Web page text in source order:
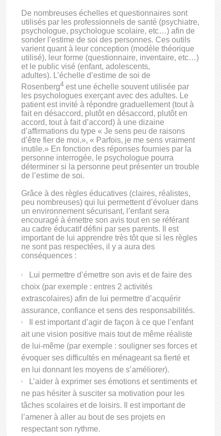
De nombreuses échelles et questionnaires sont
utilisés par les professionnels de santé (psychiatre,
psychologue, psychologue scolaire, etc…) afin de
sonder l’estime de soi des personnes. Ces outils
varient quant à leur conception (modèle théorique
utilisé), leur forme (questionnaire, inventaire, etc…)
et le public visé (enfant, adolescents,
adultes). L’échelle d’estime de soi de
Rosenberg4 est une échelle souvent utilisée par
les psychologues exerçant avec des adultes. Le
patient est invité à répondre graduellement (tout à
fait en désaccord, plutôt en désaccord, plutôt en
accord, tout à fait d’accord) à une dizaine
d’affirmations du type « Je sens peu de raisons
d’être fier de moi.», « Parfois, je me sens vraiment
inutile.» En fonction des réponses fournies par la
personne interrogée, le psychologue pourra
déterminer si la personne peut présenter un trouble
de l’estime de soi.
Grâce à des règles éducatives (claires, réalistes,
peu nombreuses) qui lui permettent d’évoluer dans
un environnement sécurisant, l’enfant sera
encouragé à émettre son avis tout en se référant
au cadre éducatif défini par ses parents. Il est
important de lui apprendre très tôt que si les règles
ne sont pas respectées, il y a aura des
conséquences :
Lui permettre d’émettre son avis et de faire des
choix (par exemple : entres 2 activités
extrascolaires) afin de lui permettre d’acquérir
assurance, confiance et sens des responsabilités.
Il est important d’agir de façon à ce que l’enfant
ait une vision positive mais tout de même réaliste
de lui-même (par exemple : souligner ses forces et
évoquer ses difficultés en ménageant sa fierté et
en lui donnant les moyens de s’améliorer).
L’aider à exprimer ses émotions et sentiments et
ne pas hésiter à susciter sa motivation pour les
tâches scolaires et de loisirs. Il est important de
l’amener à aller au bout de ses projets en
respectant son rythme.